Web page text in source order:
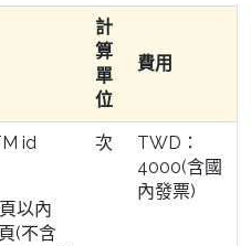
計
算
單
位
費用
id
以內
(不含
次
TWD：
4000(含國
內發票)